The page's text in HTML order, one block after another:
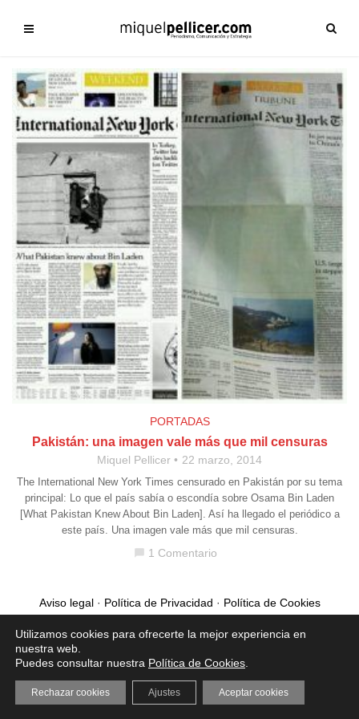
PORTADAS
Pakistán: una imagen vale más que mil censuras
Miquel Pellicer 22 marzo, 2014
The International New York Times censurado en Pakistán por su tema
principal: Lo que el país sabía o escondía sobre Osama Bin Laden
[What Pakistan Knew About Bin Laden]. Así ha llegado el periódico a
este país. Una imagen vale más que mil censuras.
chat_bubble 1 Comentario
Aviso legal· Política de Privacidad · Política de Cookies
Utilizamos cookies para ofrecerte la mejor experiencia en
nuestra web.
Puedes consultar nuestra Política de Cookies
Aceptar cookies
Rechazar cookies Ajustes